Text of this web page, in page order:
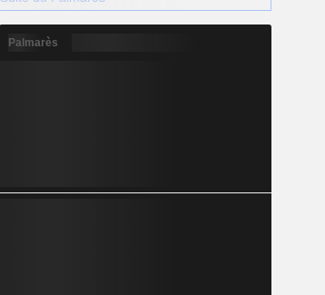
Palmarès